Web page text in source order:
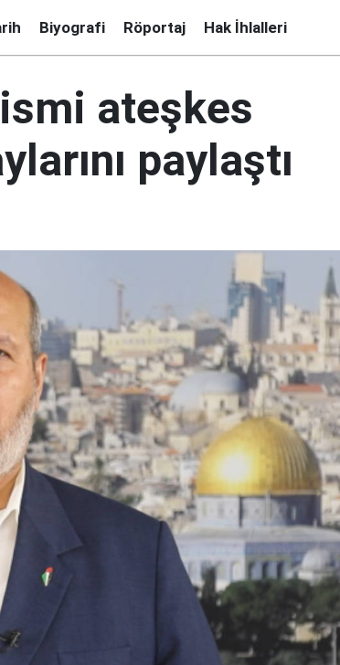
Biyografi Röportaj Hak İhlalleri
ateşkes
paylaştı